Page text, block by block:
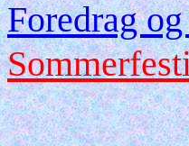
Foredrag